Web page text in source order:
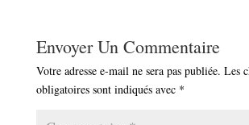
Envoyer Un Commentaire
Votre adresse e-mail ne sera pas publiée. Les
obligatoires sont indiqués avec *